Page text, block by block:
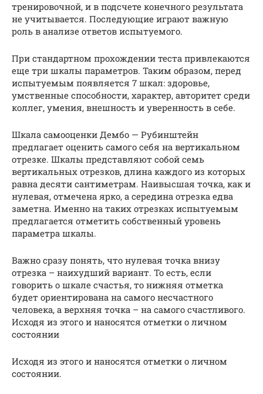
тренировочной, и в подсчете конечного результата
не учитывается. Последующие играют важную
роль в анализе ответов испытуемого.
При стандартном прохождении теста привлекаются
еще три шкалы параметров. Таким образом, перед
испытуемым появляется 7 шкал: здоровье,
умственные способности, характер, авторитет среди
коллег, умения, внешность и уверенность в себе.
Шкала самооценки Дембо — Рубинштейн
предлагает оценить самого себя на вертикальном
отрезке. Шкалы представляют собой семь
вертикальных отрезков, длина каждого из которых
равна десяти сантиметрам. Наивысшая точка, как и
нулевая, отмечена ярко, а середина отрезка едва
заметна. Именно на таких отрезках испытуемым
предлагается отметить собственный уровень
параметра шкалы.
Важно сразу понять, что нулевая точка внизу
отрезка – наихудший вариант. То есть, если
говорить о шкале счастья, то нижняя отметка
будет ориентирована на самого несчастного
человека, а верхняя точка – на самого счастливого.
Исходя из этого и наносятся отметки о личном
состоянии
Исходя из этого и наносятся отметки о личном
состоянии.